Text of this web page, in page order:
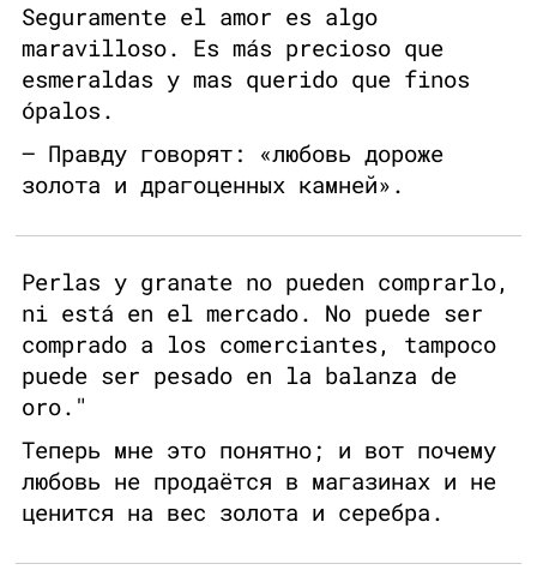
Seguramente el amor es algo
maravilloso. Es más precioso que
esmeraldas y mas querido que finos
ópalos.
— Правду говорят: «любовь дороже
золота и драгоценных камней».
Perlas y granate no pueden comprarlo,
ni está en el mercado. No puede ser
comprado a los comerciantes, tampoco
puede ser pesado en la balanza de
oro."
Теперь мне это понятно; и вот почему
любовь не продаётся в магазинах и не
ценится на вес золота и серебра.